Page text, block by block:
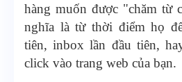
hàng muốn được "chăm từ
nghĩa là từ thời điểm họ
tiên, inbox lần đầu tiên,
click vào trang web của bạn.